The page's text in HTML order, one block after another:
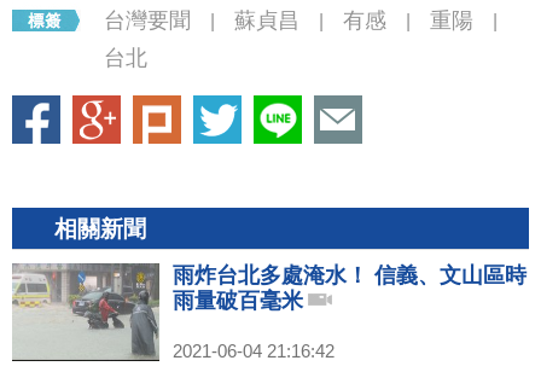
台灣要聞 蘇貞昌 有感 重陽
台北
相關新聞
雨炸台北多處淹水！ 信義、文山區時
雨量破百毫米
2021-06-04 21:16:42